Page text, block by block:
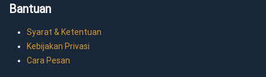
Bantuan
Syarat & Ketentuan
Kebijakan Privasi
Cara Pesan